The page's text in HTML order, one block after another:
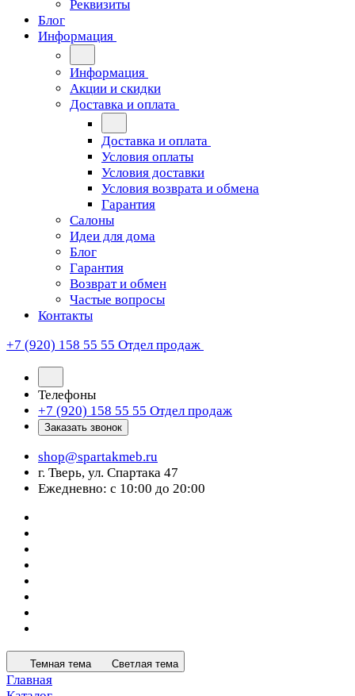
Реквизиты
Блог
Информация
Информация
Акции и скидки
Доставка и оплата
Доставка и оплата
Условия оплаты
Условия доставки
Условия возврата и обмена
Гарантия
Салоны
Идеи для дома
Блог
Гарантия
Возврат и обмен
Частые вопросы
Контакты
+7 (920) 158 55 55 Отдел продаж
Телефоны
+7 (920) 158 55 55 Отдел продаж
Заказать звонок
shop@spartakmeb.ru
г. Тверь, ул. Спартака 47
Ежедневно: с 10:00 до 20:00
Темная тема Светлая тема
Главная